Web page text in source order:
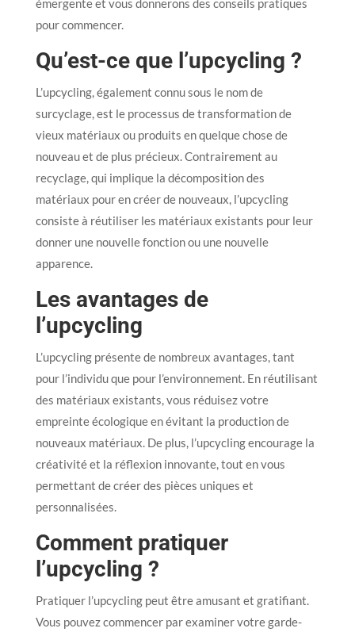
émergente et vous donnerons des conseils pratiques
pour commencer.
Qu’est-ce que l’upcycling ?
L’upcycling, également connu sous le nom de
surcyclage, est le processus de transformation de
vieux matériaux ou produits en quelque chose de
nouveau et de plus précieux. Contrairement au
recyclage, qui implique la décomposition des
matériaux pour en créer de nouveaux, l’upcycling
consiste à réutiliser les matériaux existants pour leur
donner une nouvelle fonction ou une nouvelle
apparence.
Les avantages de
l’upcycling
L’upcycling présente de nombreux avantages, tant
pour l’individu que pour l’environnement. En réutilisant
des matériaux existants, vous réduisez votre
empreinte écologique en évitant la production de
nouveaux matériaux. De plus, l’upcycling encourage la
créativité et la réflexion innovante, tout en vous
permettant de créer des pièces uniques et
personnalisées.
Comment pratiquer
l’upcycling ?
Pratiquer l’upcycling peut être amusant et gratifiant.
Vous pouvez commencer par examiner votre garde-